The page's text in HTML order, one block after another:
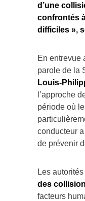
d’une
confrontés
difficiles »,
En entrevue
parole de la
Louis-
l’approche
période où
conducteur
de prévenir
Les
des
facteurs